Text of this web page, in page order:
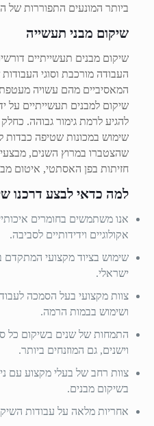
ביותר המונעים התפוררות של
שיקום מבני תעשייה
שיקום מבנים תעשייתיים
העבודה מורכבת וסוגי
המאסיביים מהם עשויה
שיקום למבנים תעשייתיים על
להגיע לרמת גימור גבוהה.
שימוש במכונות שטיפה כבדות
שהצטברו במרוץ השנים,
חזיתות בפן האסתטי, איטום
למה כדאי לבצע דרכנו
אנו משתמשים בחומרים
אקולוגיים וידידותיים לסביבה.
שימוש בציוד מקצועי המתקדם
ישראלי.
צוות מקצועי בעל הסמכה
ושימוש בבמות הרמה.
התמחות של שנים בשיקום כל
וישנים, גם המוזנחים ביותר.
צוות רחב של בעלי מקצוע עם
בשיקום מבנים.
אחריות מלאה על עבודות